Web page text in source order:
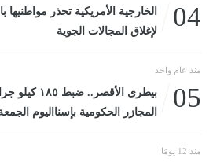
04
الخارجية الأمريكية تحذر
لإغلاق المجالات الجوية
منذ عام واحد
05
بيطرى
المجازر الحكومية بإسنااليوم الجمعة، 4 أبريل 2025 08:54
منذ 12 يومًا